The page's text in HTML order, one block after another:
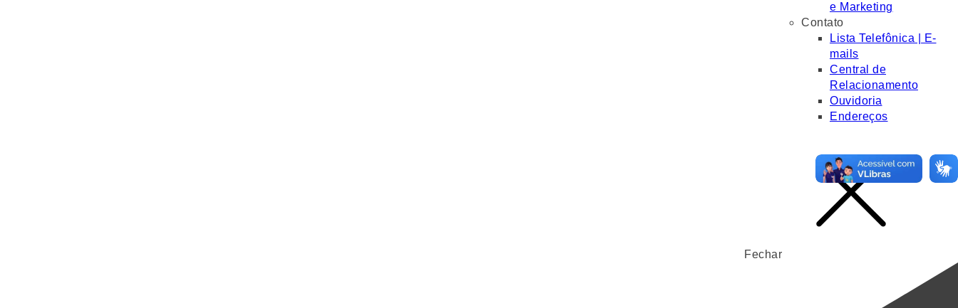
e Marketing
Contato
Lista Telefônica | E-
mails
Central de
Relacionamento
Ouvidoria
Endereços
Fechar